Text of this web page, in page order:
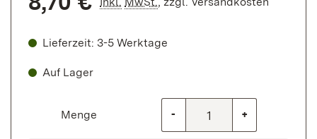
Lieferzeit: 3-5 Werktage
Auf Lager
Menge - +